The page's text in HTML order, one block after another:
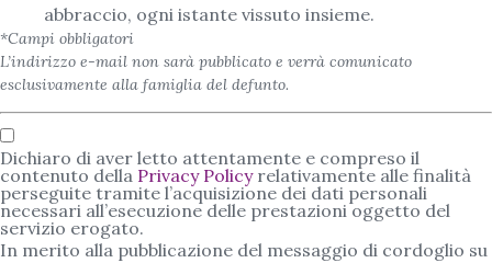
abbraccio, ogni istante vissuto insieme.
*Campi obbligatori
L’indirizzo e-mail non sarà pubblicato e verrà comunicato
esclusivamente alla famiglia del defunto.
Dichiaro di aver letto attentamente e compreso il
contenuto della Privacy Policyrelativamente alle finalità
perseguite tramite l’acquisizione dei dati personali
necessari all’esecuzione delle prestazioni oggetto del
servizio erogato.
In merito alla pubblicazione del messaggio di cordoglio su